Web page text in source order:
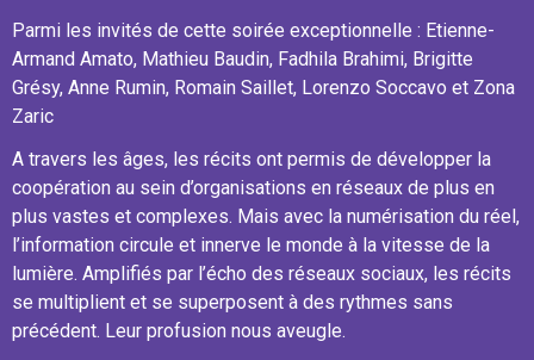
Parmi les invités de cette soirée exceptionnelle : Etienne-
Armand Amato, Mathieu Baudin, Fadhila Brahimi, Brigitte
Grésy, Anne Rumin, Romain Saillet, Lorenzo Soccavo et Zona
Zaric
A travers les âges, les récits ont permis de développer la
coopération au sein d’organisations en réseaux de plus en
plus vastes et complexes. Mais avec la numérisation du réel,
l’information circule et innerve le monde à la vitesse de la
lumière. Amplifiés par l’écho des réseaux sociaux, les récits
se multiplient et se superposent à des rythmes sans
précédent. Leur profusion nous aveugle.